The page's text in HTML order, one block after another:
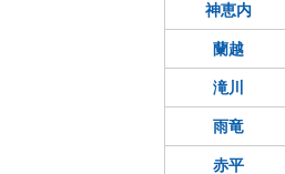
神恵内
蘭越
滝川
雨竜
赤平